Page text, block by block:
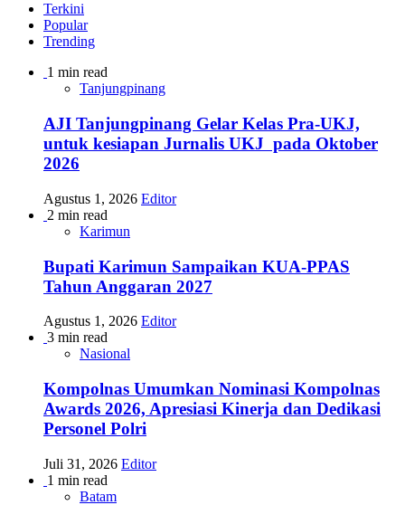
Terkini
Popular
Trending
1 min read
Tanjungpinang
AJI Tanjungpinang Gelar Kelas Pra-UKJ,
untuk kesiapan Jurnalis UKJ pada Oktober
2026
Agustus 1, 2026 Editor
2 min read
Karimun
Bupati Karimun Sampaikan KUA-PPAS
Tahun Anggaran 2027
Agustus 1, 2026 Editor
3 min read
Nasional
Kompolnas Umumkan Nominasi Kompolnas
Awards 2026, Apresiasi Kinerja dan Dedikasi
Personel Polri
Juli 31, 2026 Editor
1 min read
Batam